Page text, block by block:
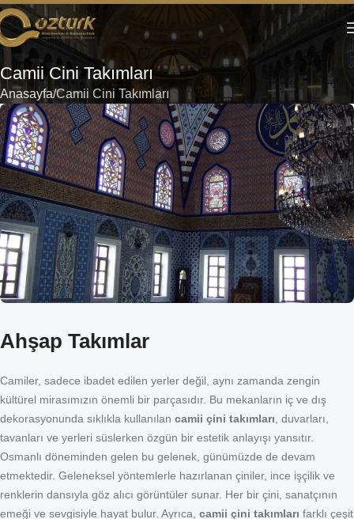
Camii Cini Takımları
Anasayfa Camii Cini Takımları
Ahşap Takımlar
Camiler, sadece ibadet edilen yerler değil, aynı zamanda zengin
kültürel mirasımızın önemli bir parçasıdır. Bu mekanların iç ve dış
dekorasyonunda sıklıkla kullanılan camii çini takımları , duvarları,
tavanları ve yerleri süslerken özgün bir estetik anlayışı yansıtır.
Osmanlı döneminden gelen bu gelenek, günümüzde de devam
etmektedir. Geleneksel yöntemlerle hazırlanan çiniler, ince işçilik ve
renklerin dansıyla göz alıcı görüntüler sunar. Her bir çini, sanatçının
emeği ve sevgisiyle hayat bulur. Ayrıca, camii çini takımları farklı çeşit